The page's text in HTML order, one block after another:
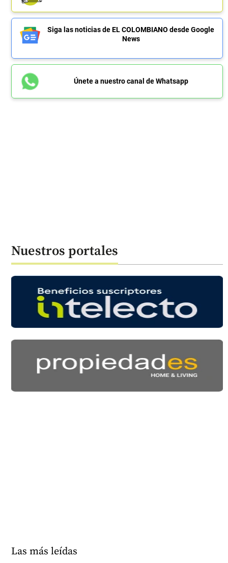
Siga las noticias de EL COLOMBIANO desde Google
News
Únete a nuestro canal de Whatsapp
Nuestros portales
Las más leídas